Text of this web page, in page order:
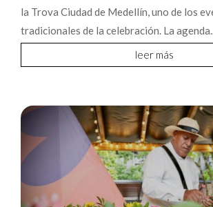
la Trova Ciudad de Medellín, uno de los
tradicionales de la celebración. La
leer más